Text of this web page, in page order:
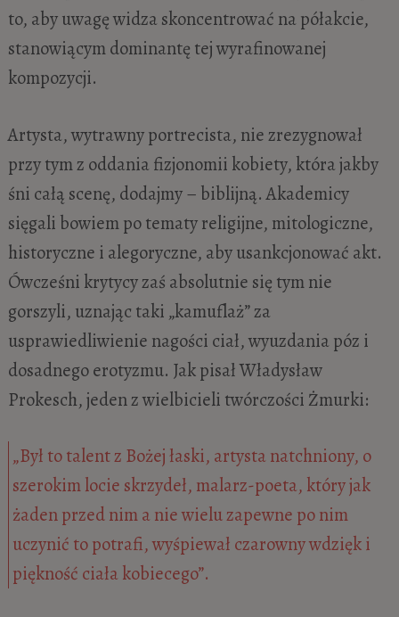
to, aby uwagę widza skoncentrować na półakcie,
stanowiącym dominantę tej wyrafinowanej
kompozycji.
Artysta, wytrawny portrecista, nie zrezygnował
przy tym z oddania fizjonomii kobiety, która jakby
śni całą scenę, dodajmy – biblijną. Akademicy
sięgali bowiem po tematy religijne, mitologiczne,
historyczne i alegoryczne, aby usankcjonować akt.
Ówcześni krytycy zaś absolutnie się tym nie
gorszyli, uznając taki „kamuflaż” za
usprawiedliwienie nagości ciał, wyuzdania póz i
dosadnego erotyzmu. Jak pisał Władysław
Prokesch, jeden z wielbicieli twórczości Żmurki:
„Był to talent z Bożej łaski, artysta natchniony, o
szerokim locie skrzydeł, malarz-poeta, który jak
żaden przed nim a nie wielu zapewne po nim
uczynić to potrafi, wyśpiewał czarowny wdzięk i
piękność ciała kobiecego”.